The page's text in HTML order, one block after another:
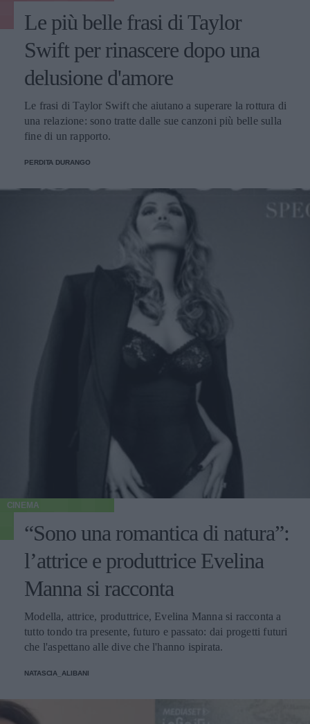
Le più belle frasi di Taylor
Swift per rinascere dopo una
delusione d'amore
Le frasi di Taylor Swift che aiutano a superare la rottura di
una relazione: sono tratte dalle sue canzoni più belle sulla
fine di un rapporto.
PERDITA DURANGO
CINEMA
“Sono una romantica di natura”:
l’attrice e produttrice Evelina
Manna si racconta
Modella, attrice, produttrice, Evelina Manna si racconta a
tutto tondo tra presente, futuro e passato: dai progetti futuri
che l'aspettano alle dive che l'hanno ispirata.
NATASCIA_ALIBANI